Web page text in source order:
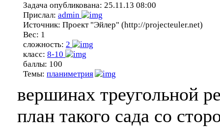
Задача опубликована: 25.11.13 08:00
Прислал: admin
Источник: Проект "Эйлер" (http://projecteuler.net)
Вес: 1
сложность: 2
класс: 8-10
баллы: 100
Темы: планиметрия
вершинах треугольной
план такого сада со